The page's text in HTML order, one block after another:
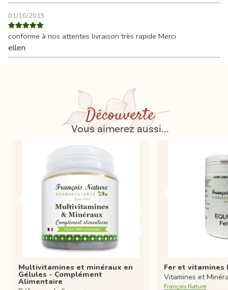
01/10/2015
conforme à nos attentes livraison très rapide Merci
ellen
Découverte
Vous aimerez aussi...
Multivitamines et minéraux en
Gélules - Complément
Alimentaire
Fer et vitamines
Vitamines et
François Nature